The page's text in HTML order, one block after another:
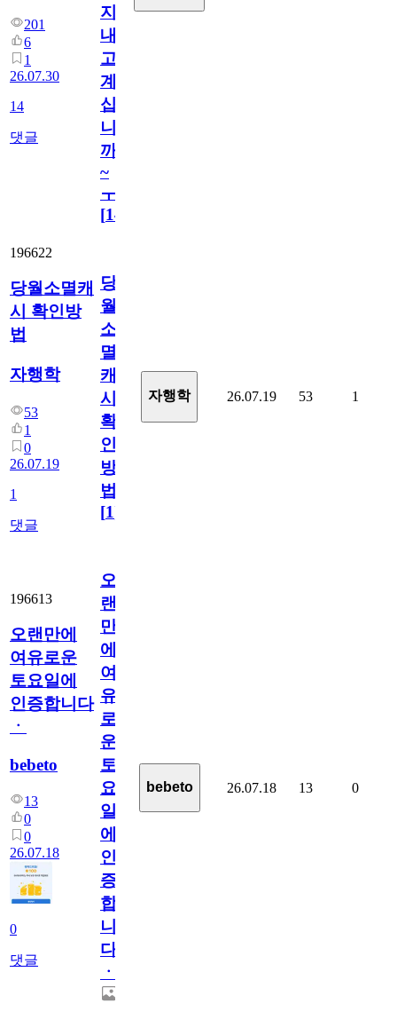
201
6
1
26.07.30
14
댓글
지
내
고
계
십
니
까
~
ㅜ
[14
196622
당월소멸캐
시 확인방
법
자행학
53
1
0
26.07.19
1
댓글
당
월
소
멸
캐
시
확
인
방
법
[1]
자행학 26.07.19 53 1
196613
오랜만에
여유로운
토요일에
인증합니다
ㆍ
bebeto
13
0
0
26.07.18
0
댓글
오
랜
만
에
여
유
로
운
토
요
일
에
인
증
합
니
다
ㆍ
bebeto 26.07.18 13 0